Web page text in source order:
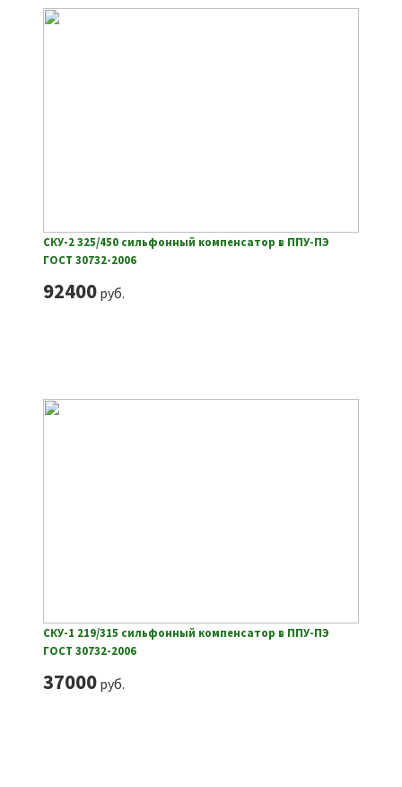
СКУ-2 325/450 сильфонный компенсатор в ППУ-ПЭ
ГОСТ 30732-2006
92400руб.
СКУ-1 219/315 сильфонный компенсатор в ППУ-ПЭ
ГОСТ 30732-2006
37000руб.